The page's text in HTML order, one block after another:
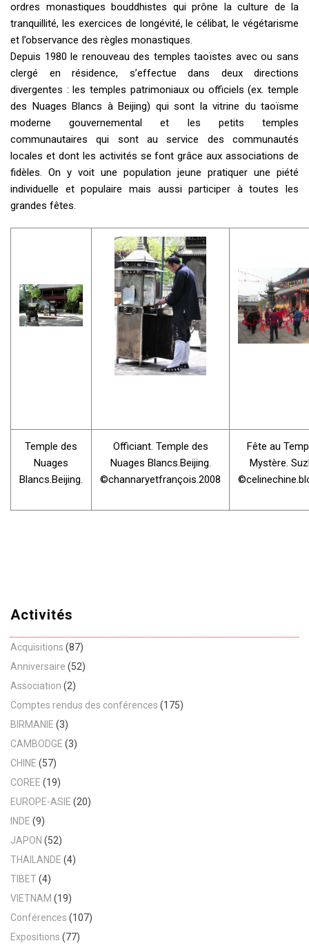
ordres monastiques bouddhistes qui prône la culture de la
tranquillité, les exercices de longévité, le célibat, le végétarisme
et l’observance des règles monastiques.
Depuis 1980 le renouveau des temples taoïstes avec ou sans
clergé en résidence, s’effectue dans deux directions
divergentes : les temples patrimoniaux ou officiels (ex. temple
des Nuages Blancs à Beijing) qui sont la vitrine du taoïsme
moderne gouvernemental et les petits temples
communautaires qui sont au service des communautés
locales et dont les activités se font grâce aux associations de
fidèles. On y voit une population jeune pratiquer une piété
individuelle et populaire mais aussi participer à toutes les
grandes fêtes.
Temple des
Nuages
Blancs.Beijing.
Officiant. Temple des
Nuages Blancs.Beijing.
©channaryetfrançois.2008
Fête au
Mystère.
Activités
Acquisitions (87)
Anniversaire (52)
Association (2)
Comptes rendus des conférences (175)
BIRMANIE (3)
CAMBODGE (3)
CHINE (57)
COREE (19)
EUROPE-ASIE (20)
INDE (9)
JAPON (52)
THAILANDE (4)
TIBET(4)
VIETNAM (19)
Conférences (107)
Expositions (77)